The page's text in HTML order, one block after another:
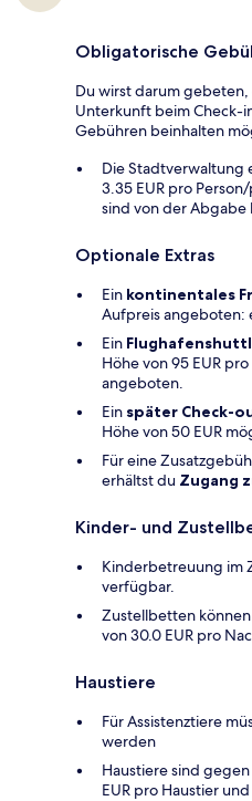
Obligatorische
Du wirst darum
Unterkunft beim Check-
Gebühren beinhalten
Die Stadtverwaltung
3.35 EUR pro
sind von der Abgabe
Optionale Extras
Ein kontinentales
Aufpreis angeboten:
Ein
Höhe von 95 EUR
angeboten.
Ein später Check-
Höhe von 50 EUR
Für eine
erhältst du Zugang
Kinder- und
Kinderbetreuung im
verfügbar.
Zustellbetten
von 30.0 EUR pro
Haustiere
Für Assistenztiere
werden
Haustiere sind
EUR pro Haustier